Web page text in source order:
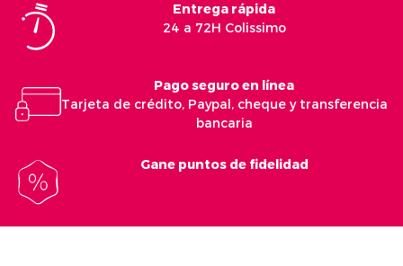
Entrega rápida
24 a 72H Colissimo
Pago seguro en línea
Tarjeta de crédito, Paypal, cheque y transferencia
bancaria
Gane puntos de fidelidad